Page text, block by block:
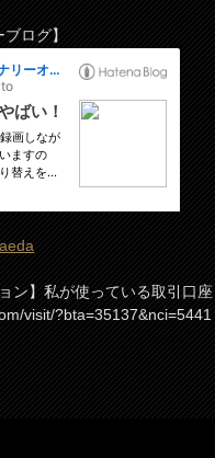
ブログ】
ン】私が使っている取引口座
visit/?bta=35137&nci=5441